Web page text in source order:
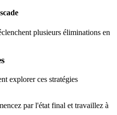
plusieurs éliminations en
explorer ces stratégies
par l'état final et travaillez à